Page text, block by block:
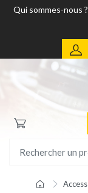
Qui sommes-nous ?